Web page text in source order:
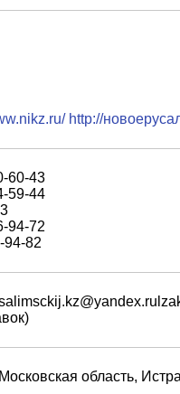
http://
60-43
59-44
94-72
94-82
область,